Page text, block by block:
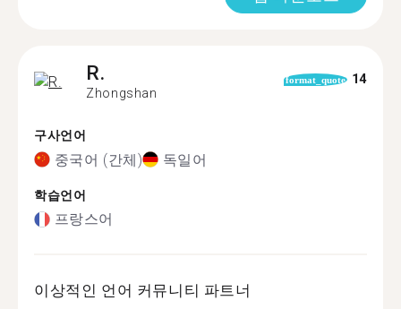
R.
Zhongshan
format_quote 14
구사언어
중국어 (간체) 독일어
학습언어
프랑스어
이상적인 언어 커뮤니티 파트너